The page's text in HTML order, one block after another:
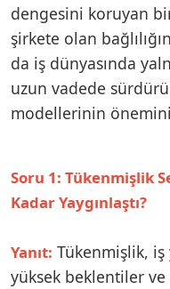
dengesini koruyan
şirkete olan
da iş dünyasında
uzun vadede
modellerinin
Soru 1: Tükenmişlik
Kadar Yaygınlaştı?
Yanıt: Tükenmişlik,
yüksek beklentiler